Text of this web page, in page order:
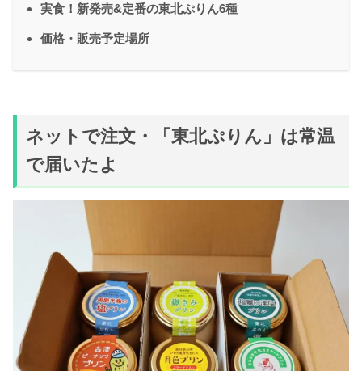
実食！新発売&定番の東北ぷりん6種
価格・販売予定場所
ネットで注文・「東北ぷりん」は常温
で届いたよ